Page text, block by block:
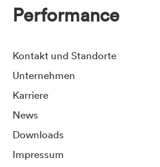
Performance
Kontakt und Standorte
Unternehmen
Karriere
News
Downloads
Impressum